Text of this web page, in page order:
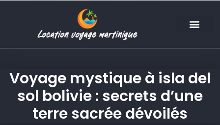
Voyage mystique à isla del
sol bolivie : secrets d’une
terre sacrée dévoilés